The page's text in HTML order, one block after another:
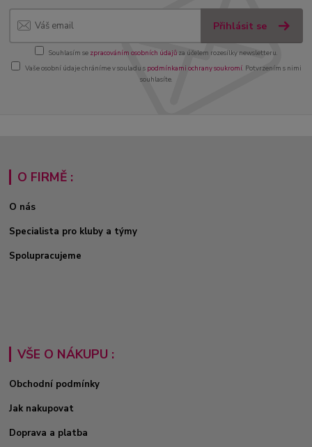
Přihlásit se
Souhlasím se zpracováním osobních údajůza účelem rozesílky newsletteru.
Vaše osobní údaje chráníme v souladu s podmínkami ochrany soukromí. Potvrzením s nimi
souhlasíte.
O FIRMĚ :
O nás
Specialista pro kluby a týmy
Spolupracujeme
VŠE O NÁKUPU :
Obchodní podmínky
Jak nakupovat
Doprava a platba